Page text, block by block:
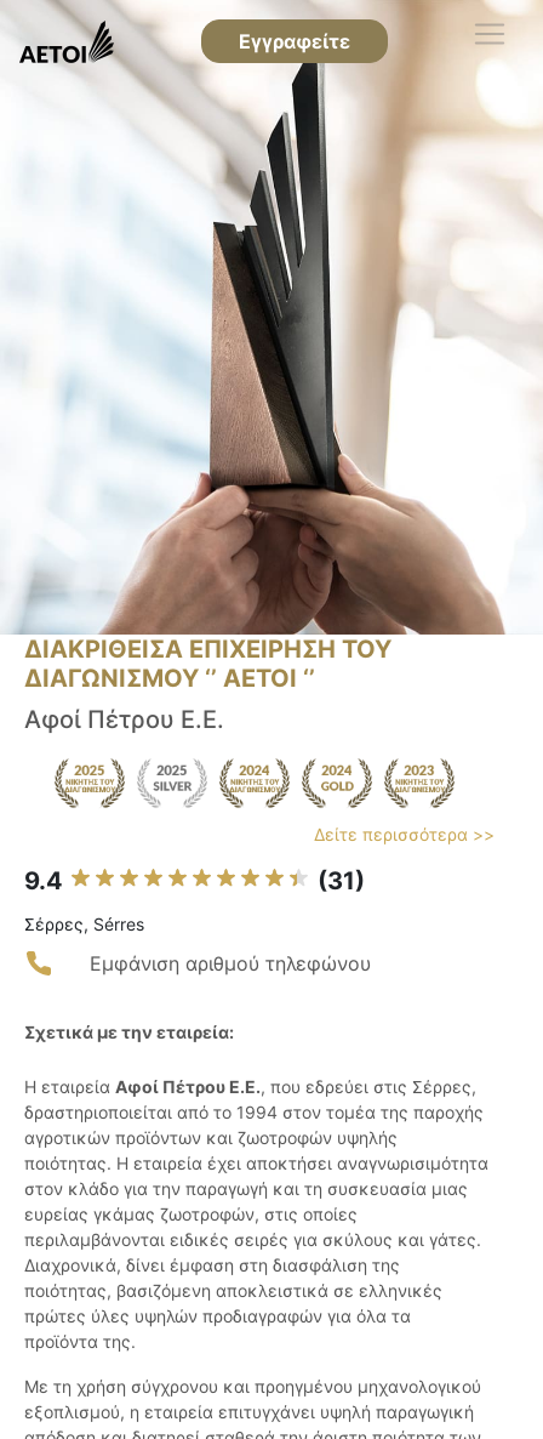
Εγγραφείτε
ΔΙΑΚΡΙΘΕΙΣΑ ΕΠΙΧΕΙΡΗΣΗ ΤΟΥ
ΔΙΑΓΩΝΙΣΜΟΥ ‘’ ΑΕΤΟΙ ‘’
Αφοί Πέτρου Ε.Ε.
Δείτε περισσότερα >>
9.4 (31)
Σέρρες, Sérres
Εμφάνιση αριθμού τηλεφώνου
Σχετικά με την εταιρεία:
Η εταιρεία Αφοί Πέτρου Ε.Ε., που εδρεύει στις Σέρρες,
δραστηριοποιείται από το 1994 στον τομέα της παροχής
αγροτικών προϊόντων και ζωοτροφών υψηλής
ποιότητας. Η εταιρεία έχει αποκτήσει αναγνωρισιμότητα
στον κλάδο για την παραγωγή και τη συσκευασία μιας
ευρείας γκάμας ζωοτροφών, στις οποίες
περιλαμβάνονται ειδικές σειρές για σκύλους και γάτες.
Διαχρονικά, δίνει έμφαση στη διασφάλιση της
ποιότητας, βασιζόμενη αποκλειστικά σε ελληνικές
πρώτες ύλες υψηλών προδιαγραφών για όλα τα
προϊόντα της.
Με τη χρήση σύγχρονου και προηγμένου μηχανολογικού
εξοπλισμού, η εταιρεία επιτυγχάνει υψηλή παραγωγική